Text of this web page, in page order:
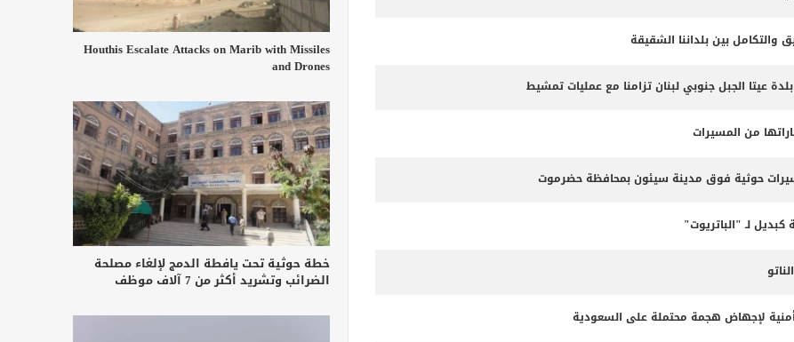
والتكامل بين بلداننا الشقيقة
عيتا الجبل جنوبي لبنان تزامنا مع عمليات تمشيط
من المسيرات
حوثية فوق مدينة سيئون بمحافظة حضرموت
كبديل لـ "الباتريوت"
أمنية لإجهاض هجمة محتملة على السعودية
Houthis Escalate Attacks on Marib with Missiles
and Drones
خطة حوثية تحت يافطة الدمج لإلغاء مصلحة
الضرائب وتشريد أكثر من 7 آلاف موظف